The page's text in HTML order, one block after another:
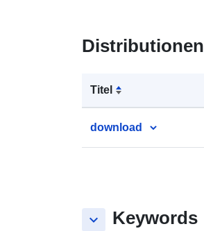
Distributionen
Titel
download
keyboard_arrow_down Keywords